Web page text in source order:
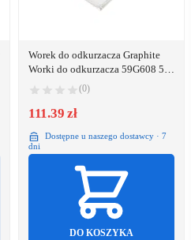
Worek do odkurzacza Graphite
Worki do odkurzacza 59G608 5
szt. (TOP-59G608-145)
(0)
111.39 zł
Dostępne u naszego dostawcy · 7
dni
DO KOSZYKA